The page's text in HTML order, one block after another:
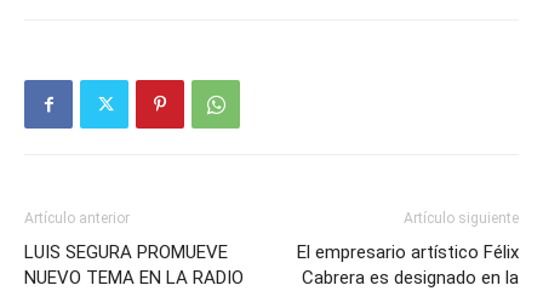
Artículo anterior
LUIS SEGURA PROMUEVE
NUEVO TEMA EN LA RADIO
Artículo siguiente
El empresario artístico Félix
Cabrera es designado en la